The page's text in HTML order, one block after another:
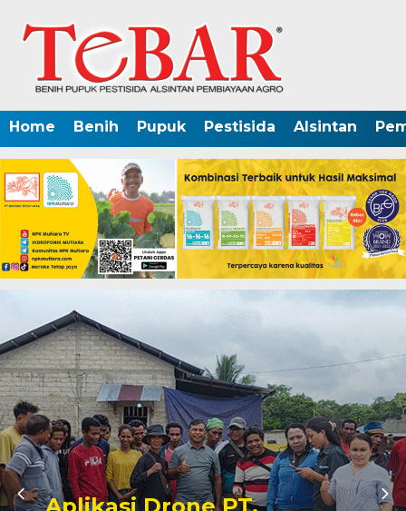
Home Benih Pupuk Pestisida Alsintan